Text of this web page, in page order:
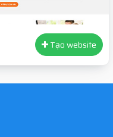
Tạo website